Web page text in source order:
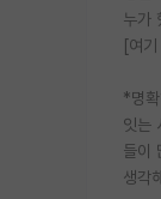
누가
[여
*명
잇는
들이
생각